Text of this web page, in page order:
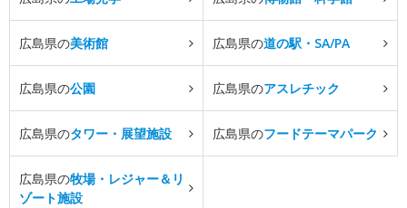
広島県の美術館 広島県の道の駅・SA/PA
広島県の公園 広島県のアスレチック
広島県のタワー・展望施設 広島県のフードテーマパーク
広島県の牧場・レジャー＆リ
ゾート施設